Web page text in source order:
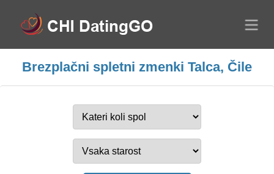
Brezplačni spletni zmenki Talca, Čile